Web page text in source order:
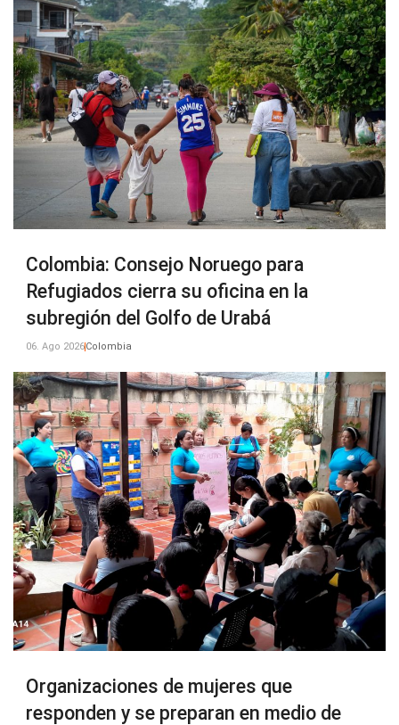
Colombia: Consejo Noruego para
Refugiados cierra su oficina en la
subregión del Golfo de Urabá
06. Ago 2026Colombia
Organizaciones de mujeres que
responden y se preparan en medio de